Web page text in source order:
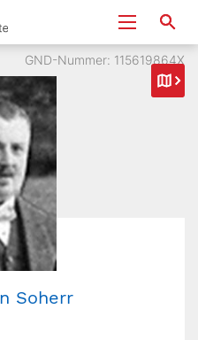
GND-Nummer: 115619864X
Soherr